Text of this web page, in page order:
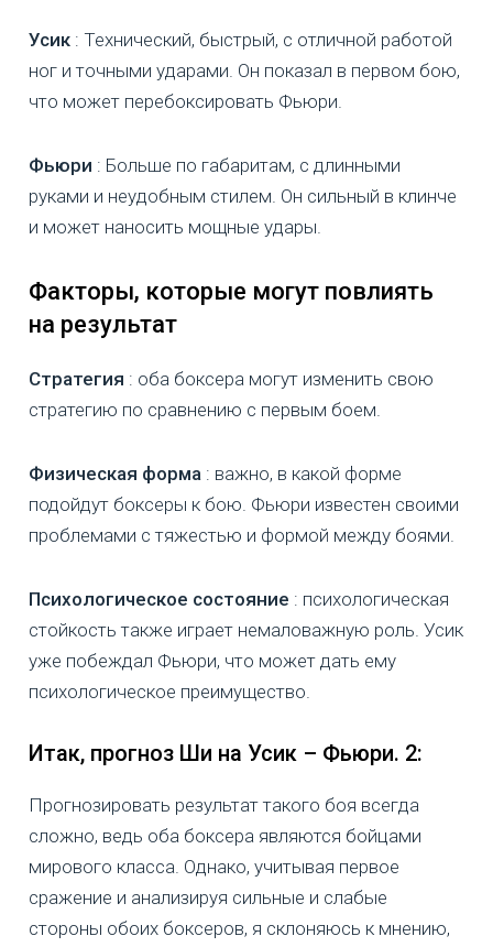
Усик : Технический, быстрый, с отличной работой
ног и точными ударами. Он показал в первом бою,
что может перебоксировать Фьюри.
Фьюри : Больше по габаритам, с длинными
руками и неудобным стилем. Он сильный в клинче
и может наносить мощные удары.
Факторы, которые могут повлиять
на результат
Стратегия : оба боксера могут изменить свою
стратегию по сравнению с первым боем.
Физическая форма : важно, в какой форме
подойдут боксеры к бою. Фьюри известен своими
проблемами с тяжестью и формой между боями.
Психологическое состояние : психологическая
стойкость также играет немаловажную роль. Усик
уже побеждал Фьюри, что может дать ему
психологическое преимущество.
Итак, прогноз Ши на Усик – Фьюри. 2:
Прогнозировать результат такого боя всегда
сложно, ведь оба боксера являются бойцами
мирового класса. Однако, учитывая первое
сражение и анализируя сильные и слабые
стороны обоих боксеров, я склоняюсь к мнению,